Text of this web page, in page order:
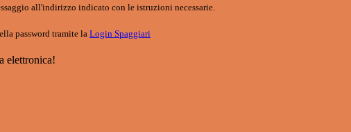
all'indirizzo indicato con le istruzioni necessarie.
password tramite la Login Spaggiari
elettronica!